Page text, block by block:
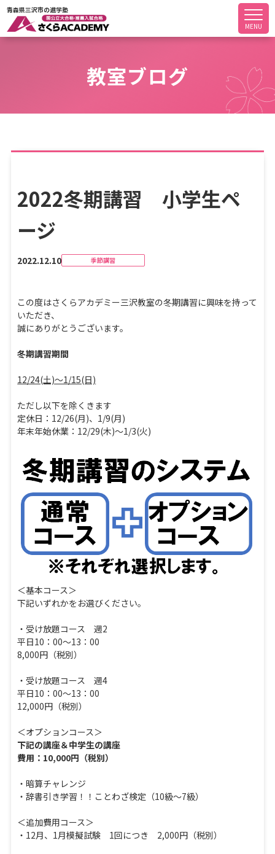
青森県三沢市の進学塾
MENU
教室ブログ
2022冬期講習 小学生ペ
ージ
2022.12.10 季節講習
この度はさくらアカデミー三沢教室の冬期講習に興味を持って
いただき、
誠にありがとうございます。
冬期講習期間
12/24(土)～1/15(日)
ただし以下を除くきます
定休日：12/26(月)、1/9(月)
年末年始休業：12/29(木)～1/3(火)
＜基本コース＞
下記いずれかをお選びください。
・受け放題コース 週2
平日10：00～13：00
8,000円（税別）
・受け放題コース 週4
平日10：00～13：00
12,000円（税別）
＜オプションコース＞
下記の講座＆中学生の講座
費用：10,000円（税別）
・暗算チャレンジ
・辞書引き学習！！ことわざ検定（10級～7級）
＜追加費用コース＞
・12月、1月模擬試験 1回につき 2,000円（税別）